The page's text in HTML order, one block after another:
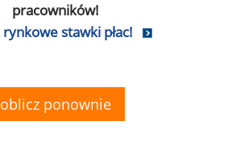
pracowników!
rynkowe stawki płac!
oblicz ponownie